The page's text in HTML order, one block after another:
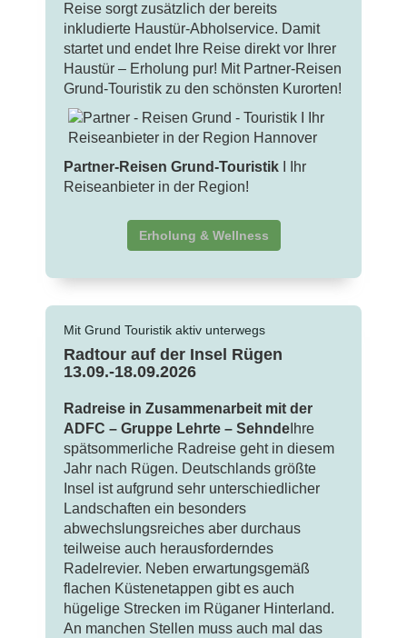
Reise sorgt zusätzlich der bereits
inkludierte Haustür-Abholservice. Damit
startet und endet Ihre Reise direkt vor Ihrer
Haustür – Erholung pur! Mit Partner-Reisen
Grund-Touristik zu den schönsten Kurorten!
Partner-Reisen Grund-Touristik I Ihr
Reiseanbieter in der Region!
Erholung & Wellness
Mit Grund Touristik aktiv unterwegs
Radtour auf der Insel Rügen
13.09.-18.09.2026
Radreise in Zusammenarbeit mit der
ADFC – Gruppe Lehrte – Sehnde Ihre
spätsommerliche Radreise geht in diesem
Jahr nach Rügen. Deutschlands größte
Insel ist aufgrund sehr unterschiedlicher
Landschaften ein besonders
abwechslungsreiches aber durchaus
teilweise auch herausforderndes
Radelrevier. Neben erwartungsgemäß
flachen Küstenetappen gibt es auch
hügelige Strecken im Rüganer Hinterland.
An manchen Stellen muss auch mal das